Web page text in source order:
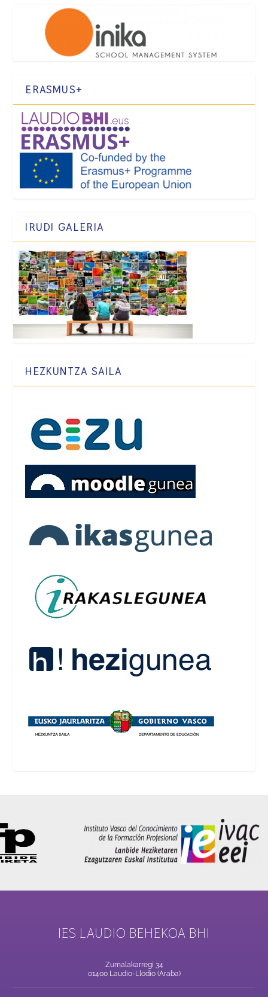
ERASMUS+
IRUDI GALERIA
HEZKUNTZA SAILA
IES LAUDIO BEHEKOA BHI
Zumalakarregi 34
01400 Laudio-Llodio (Araba)